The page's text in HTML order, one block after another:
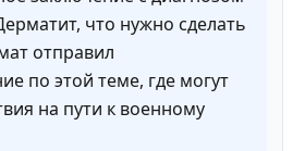
что нужно сделать
отправил
по этой теме, где могут
на пути к военному